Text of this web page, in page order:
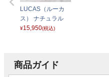
LUCAS（ルーカ
ス） ナチュラル
¥15,950(税込)
商品ガイド